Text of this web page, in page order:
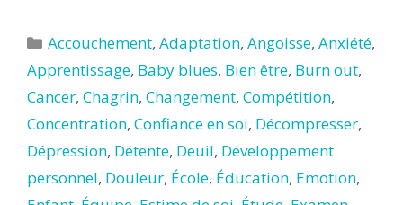
Catégories
Accouchement,Adaptation,Angoisse,Anxiété,
Apprentissage, Baby blues, Bien être, Burn out,
Cancer, Chagrin, Changement, Compétition,
Concentration, Confiance en soi, Décompresser,
Dépression, Détente, Deuil, Développement
personnel, Douleur, École, Éducation, Emotion,